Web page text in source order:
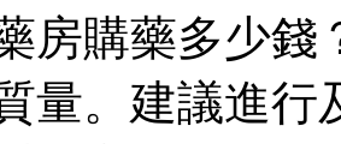
房購藥多少
量。建議進行